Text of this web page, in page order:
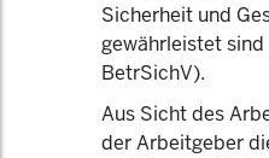
Sicherheit und
gewährleistet sind
BetrSichV).
Aus Sicht des
der Arbeitgeber